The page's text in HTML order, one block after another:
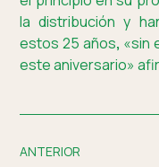
la distribución y
estos 25 años, «sin
este aniversario»
ANTERIOR